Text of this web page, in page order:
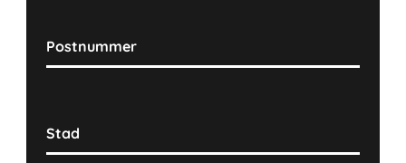
Postnummer
Stad